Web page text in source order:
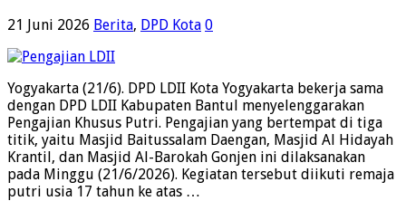
21 Juni 2026 Berita, DPD Kota 0
Yogyakarta (21/6). DPD LDII Kota Yogyakarta bekerja sama
dengan DPD LDII Kabupaten Bantul menyelenggarakan
Pengajian Khusus Putri. Pengajian yang bertempat di tiga
titik, yaitu Masjid Baitussalam Daengan, Masjid Al Hidayah
Krantil, dan Masjid Al-Barokah Gonjen ini dilaksanakan
pada Minggu (21/6/2026). Kegiatan tersebut diikuti remaja
putri usia 17 tahun ke atas …